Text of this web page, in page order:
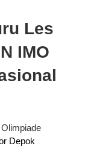
Les
IMO
Depok